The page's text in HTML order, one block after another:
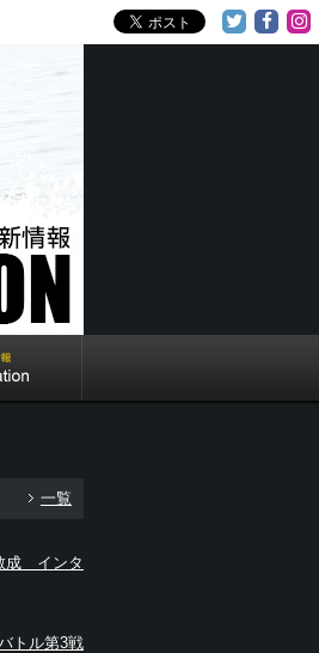
一覧
成 インタ
トル第3戦